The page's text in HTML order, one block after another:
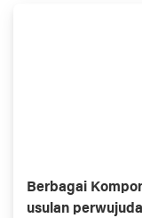
Berbagai
usulan